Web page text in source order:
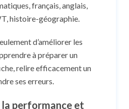
français, anglais,
histoire-géographie.
d’améliorer les
à préparer un
relire efficacement un
ses erreurs.
la performance et